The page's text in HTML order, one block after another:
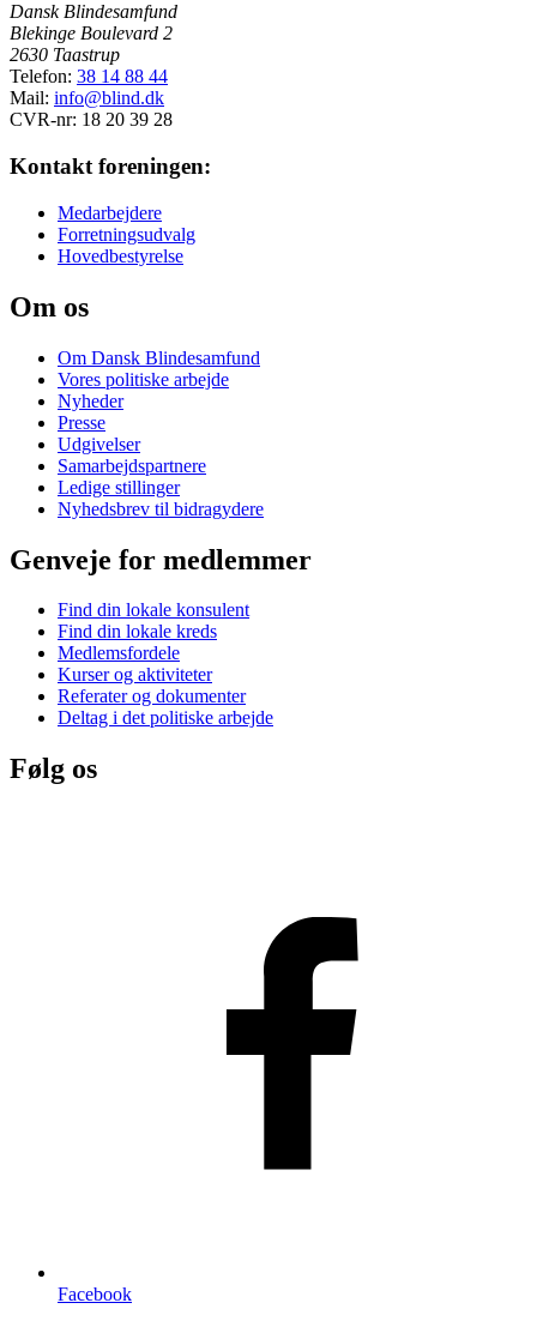
Dansk Blindesamfund
Blekinge Boulevard 2
2630 Taastrup
Telefon: 38 14 88 44
Mail: info@blind.dk
CVR-nr: 18 20 39 28
Kontakt foreningen:
Medarbejdere
Forretningsudvalg
Hovedbestyrelse
Om os
Om Dansk Blindesamfund
Vores politiske arbejde
Nyheder
Presse
Udgivelser
Samarbejdspartnere
Ledige stillinger
Nyhedsbrev til bidragydere
Genveje for medlemmer
Find din lokale konsulent
Find din lokale kreds
Medlemsfordele
Kurser og aktiviteter
Referater og dokumenter
Deltag i det politiske arbejde
Følg os
Facebook